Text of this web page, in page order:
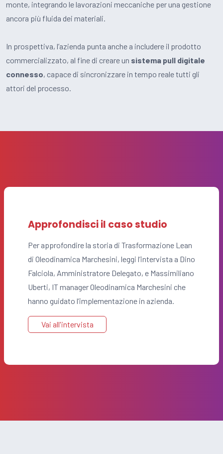
monte, integrando le lavorazioni meccaniche per una gestione
ancora più fluida dei materiali.
In prospettiva, l’azienda punta anche a includere il prodotto
commercializzato, al fine di creare un sistema pull digitale
connesso, capace di sincronizzare in tempo reale tutti gli
attori del processo.
Approfondisci il caso studio
Per approfondire la storia di Trasformazione Lean
di Oleodinamica Marchesini, leggi l’intervista a Dino
Falciola, Amministratore Delegato, e Massimiliano
Uberti, IT manager Oleodinamica Marchesini che
hanno guidato l’implementazione in azienda.
Vai all'intervista